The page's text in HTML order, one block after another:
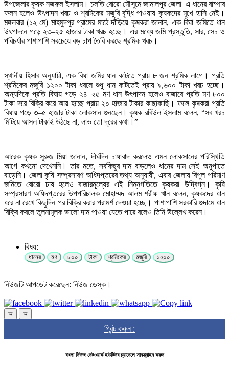
উপজেলার কৃষক নজরুল ইসলাম। চলতি বোরো মৌসুমে জামালপুর জেলা–এ ধানের বাম্পার
ফলন হলেও উৎপাদন খরচ ও শ্রমিকের মজুরি বৃদ্ধি পাওয়ায় কৃষকদের মুখে হাসি নেই।
মঙ্গলবার (১২ মে) মাহমুদপুর গ্রামের মাঠে দাঁড়িয়ে কৃষকরা জানান, এক বিঘা জমিতে ধান
উৎপাদনে গড়ে ২৩–২৫ হাজার টাকা খরচ হচ্ছে। এর মধ্যে জমি প্রস্তুতি, সার, সেচ ও
পরিচর্যার পাশাপাশি সবচেয়ে বড় চাপ তৈরি করছে শ্রমিক খরচ।
স্থানীয় হিসাব অনুযায়ী, এক বিঘা জমির ধান কাটতে প্রায় ৮ জন শ্রমিক লাগে। প্রতি
শ্রমিকের মজুরি ১২০০ টাকা ধরলে শুধু ধান কাটতেই প্রায় ৯,৬০০ টাকা খরচ হচ্ছে।
অন্যদিকে প্রতি বিঘায় গড়ে ২৪–২৫ মণ ধান উৎপাদন হলেও বাজারে প্রতি মণ ৮০০
টাকা দরে বিক্রি করে আয় হচ্ছে প্রায় ২০ হাজার টাকার কাছাকাছি। ফলে কৃষকরা প্রতি
বিঘায় গড়ে ৩–৫ হাজার টাকা লোকসান গুনছেন। কৃষক রবিউল ইসলাম বলেন, “সব খরচ
মিটিয়ে আসল টাকাই উঠছে না, লাভ তো দূরের কথা।”
আরেক কৃষক সুরুজ মিয়া জানান, দীর্ঘদিন চাষাবাদ করলেও এমন লোকসানের পরিস্থিতি
আগে কখনো দেখেননি। তার মতে, সবকিছুর দাম বাড়লেও ধানের দাম সেই অনুপাতে
বাড়েনি। জেলা কৃষি সম্প্রসারণ অধিদপ্তরের তথ্য অনুযায়ী, এবার জেলায় বিপুল পরিমাণ
জমিতে বোরো চাষ হলেও বাজারমূল্যের এই নিম্নগতিতে কৃষকরা উদ্বিগ্ন। কৃষি
সম্প্রসারণ অধিদপ্তরের উপপরিচালক মোহাম্মদ আলম শরীফ খান বলেন, কৃষকদের ধান
ধরে না রেখে কিছুদিন পর বিক্রি করার পরামর্শ দেওয়া হচ্ছে। পাশাপাশি সরকারি গুদামে ধান
বিক্রি করলে তুলনামূলক ভালো দাম পাওয়া যেতে পারে বলেও তিনি উল্লেখ করেন।
বিষয়:
ধানের মণ ৮০০ টাকা শ্রমিকের মজুরি ১২০০
নিউজটি আপডেট করেছেন: নিউজ ডেস্ক।
অ অ
প্রিন্ট করুন :
বাংলা নিউজ নেটওয়ার্ক ইউটিউব চ্যানেলে সাবস্ক্রাইব করুন